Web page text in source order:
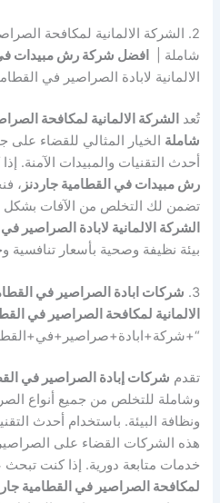
2. الشركة الالمانية لمكافحة
شاملة |
افضل شركة رش مبيدات في
الالمانية لابادة الصراصير في
تُعد الشركة الالمانية لمكافحة
شاملة الخيار المثالي للقضاء على
أحدث التقنيات والمبيدات الآمنة.
رش مبيدات في القطامية جاردنز ،
تضمن لك التخلص من الآفات بشكل
الشركة الالمانية لابادة الصراصير
بيئة نظيفة وصحية بأسعار تنافسية
3. شركات ابادة الصراصير في
الالمانية لمكافحة الصراصير في
تقدم شركات إبادة الصراصير في
وشاملة للتخلص من جميع أنواع
ونظافة البيئة. باستخدام أحدث
هذه الشركات القضاء على
خدمات متابعة دورية. إذا كنت
لمكافحة الصراصير في القطامية